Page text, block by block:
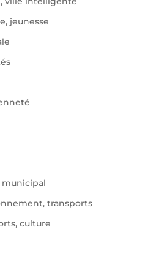
jeunesse
municipal
transports
culture